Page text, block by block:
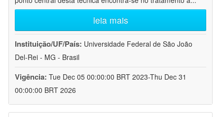
leia mais
Instituição/UF/País: Universidade Federal de São João
Del-Rei - MG - Brasil
Vigência: Tue Dec 05 00:00:00 BRT 2023-Thu Dec 31
00:00:00 BRT 2026